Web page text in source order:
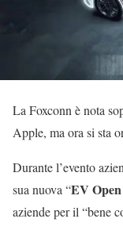
La Foxconn è nota
Apple, ma ora si sta
Durante l’evento
sua nuova “EV
aziende per il “bene